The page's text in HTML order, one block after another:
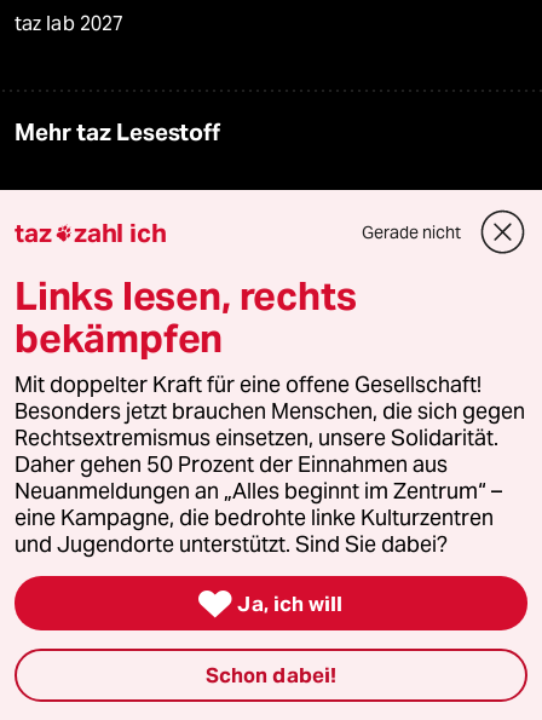
taz lab 2027
Mehr taz Lesestoff
Le Monde diplomatique
taz Archiv
Mehr taz Angebote
Reisen
Kantine
Shop
taz zahl ich Gerade nicht
Links lesen, rechts
bekämpfen
Mit doppelter Kraft für eine offene Gesellschaft!
Besonders jetzt brauchen Menschen, die sich gegen
Rechtsextremismus einsetzen, unsere Solidarität.
Daher gehen 50 Prozent der Einnahmen aus
Neuanmeldungen an „Alles beginnt im Zentrum“ –
eine Kampagne, die bedrohte linke Kulturzentren
und Jugendorte unterstützt. Sind Sie dabei?
 Ja, ich will
Schon dabei!